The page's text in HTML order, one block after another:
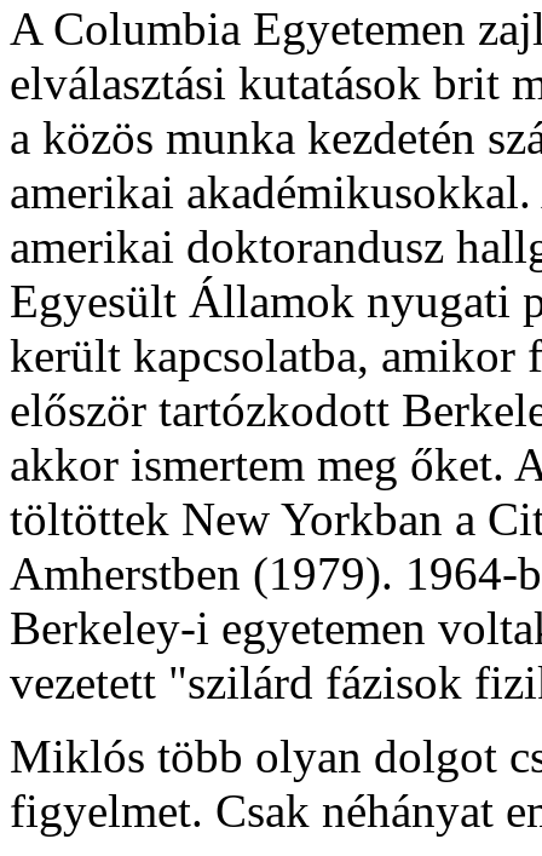
A Columbia Egyetemen
elválasztási kutatások brit
a közös munka kezdetén
amerikai
amerikai doktorandusz
Egyesült Államok nyugati
került kapcsolatba, amikor
először tartózkodott
akkor ismertem meg őket.
töltöttek New Yorkban a
Amherstben (1979). 1964-
Berkeley-i egyetemen
vezetett "szilárd fázisok
Miklós több olyan dolgot
figyelmet. Csak néhányat